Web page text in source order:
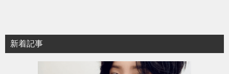
新着記事